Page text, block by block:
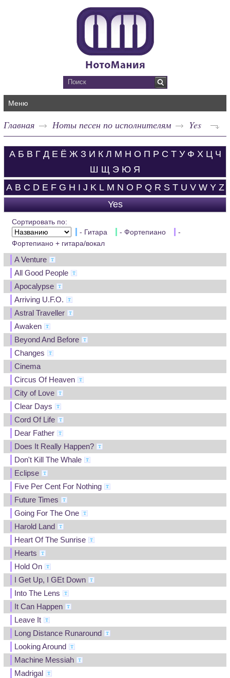
Меню
Главная Ноты песен по исполнителям Yes
А Б В Г Д Е Ё Ж З И К Л М Н О П Р С Т У Ф Х Ц Ч
Ш Щ Э Ю Я
A B C D E F G H I J K L M N O P Q R S T U V W Y Z
Yes
Сортировать по:
- Гитара
- Фортепиано
-
Фортепиано + гитара/вокал
A Venture
All Good People
Apocalypse
Arriving U.F.O.
Astral Traveller
Awaken
Beyond And Before
Changes
Cinema
Circus Of Heaven
City of Love
Clear Days
Cord Of Life
Dear Father
Does It Really Happen?
Don't Kill The Whale
Eclipse
Five Per Cent For Nothing
Future Times
Going For The One
Harold Land
Heart Of The Sunrise
Hearts
Hold On
I Get Up, I GEt Down
Into The Lens
It Can Happen
Leave It
Long Distance Runaround
Looking Around
Machine Messiah
Madrigal